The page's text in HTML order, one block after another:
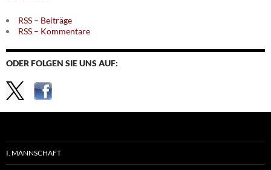
RSS – Beiträge
RSS – Kommentare
ODER FOLGEN SIE UNS AUF:
I. MANNSCHAFT